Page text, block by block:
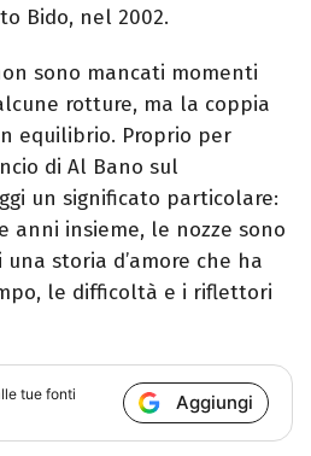
Bido, nel 2002.
sono mancati momenti
rotture, ma la coppia
equilibrio. Proprio per
di Al Bano sul
un significato particolare:
anni insieme, le nozze sono
storia d’amore che ha
le difficoltà e i riflettori
tue fonti
Aggiungi